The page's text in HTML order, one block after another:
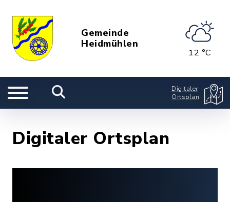
Gemeinde
Heidmühlen
12 °C
Digitaler
Ortsplan
Digitaler Ortsplan